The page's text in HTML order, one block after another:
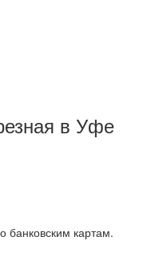
в Уфе
банковским картам.